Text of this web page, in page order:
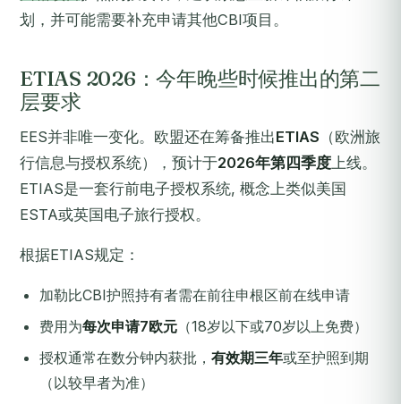
划，并可能需要补充申请其他CBI项目。
ETIAS 2026：今年晚些时候推出的第二
层要求
EES并非唯一变化。欧盟还在筹备推出ETIAS （欧洲旅
行信息与授权系统），预计于2026年第四季度上线。
ETIAS是一套行前电子授权系统, 概念上类似美国
ESTA或英国电子旅行授权。
根据ETIAS规定：
加勒比CBI护照持有者需在前往申根区前在线申请
费用为每次申请7欧元 （18岁以下或70岁以上免费）
授权通常在数分钟内获批， 有效期三年或至护照到期
（以较早者为准）